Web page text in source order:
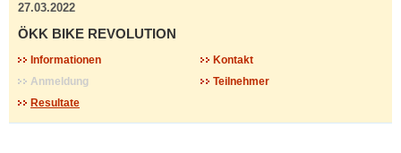
27.03.2022
ÖKK BIKE REVOLUTION
Informationen
Kontakt
Anmeldung
Teilnehmer
Resultate